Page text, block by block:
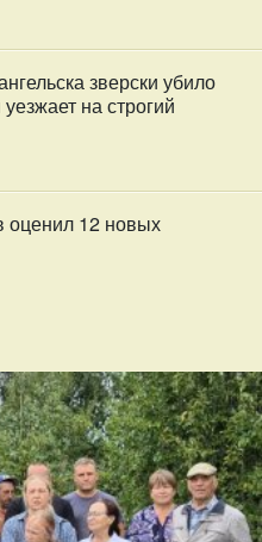
зверски убило
на строгий
оценил 12 новых